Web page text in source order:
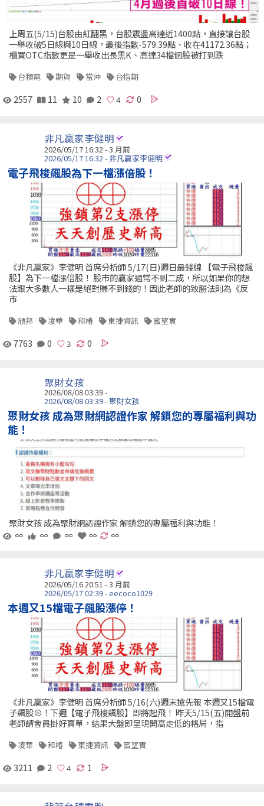
上周五(5/15)台股由紅翻黑，台股震盪高達近1400點，直接讓台股
一舉收破5日線與10日線，最後指數-579.39點、收在41172.36點；
櫃買OTC指數更是一舉收出長黑K、高達34檔個股被打到跌
台積電 期貨 當沖 台指期
2557 11 10 2 0
非凡贏家李健明
2026/05/17 16:32 - 3 月前
2026/05/17 16:32 - 非凡贏家李健明
電子飛梭飆股為下一檔漲倍股！
《非凡贏家》李健明 首席分析師 5/17(日)週日最錢線 【電子飛梭飆
股】為下一檔漲倍股！ 股市的贏家通常不到二成，所以如果你的想
法跟大多數人一樣是絕對賺不到錢的！因此老師的致勝法則為《反
市
頎邦 凌華 和椿 東捷資訊 蜜望實
7763 0 0
聚財女孩
2026/08/08 03:39 -
2026/08/08 03:39 - 聚財女孩
聚財女孩 成為聚財網認證作家 解鎖您的專屬福利與功
能！
聚財女孩 成為聚財網認證作家 解鎖您的專屬福利與功能！
∞
∞ ∞ ∞ ∞
非凡贏家李健明
2026/05/16 20:51 - 3 月前
2026/05/17 02:39 - eecoco1029
本週又15檔電子飆股漲停！
《非凡贏家》李健明 首席分析師 5/16(六)週末搶先報 本週又15檔電
子飆股⊕！下週【電子飛梭飆股】即將起飛！ 昨天5/15(五)開盤前
老師請會員掛好賣單，結果大盤即呈現開高走低的格局，指
凌華 和椿 東捷資訊 蜜望實
3211 2 1